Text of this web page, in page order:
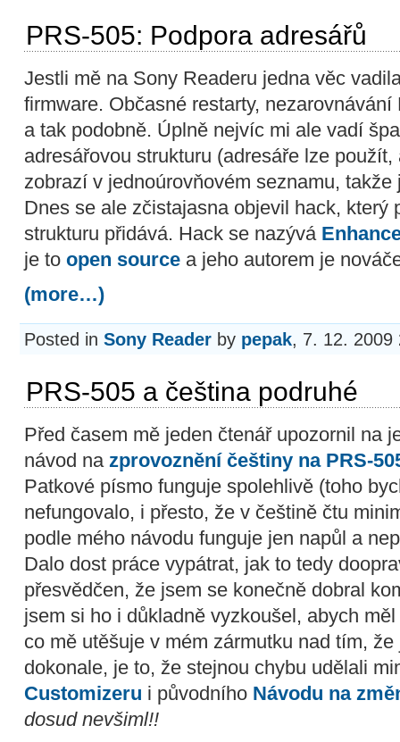
PRS-505: Podpora adresářů
Jestli mě na Sony Readeru jedna věc
firmware. Občasné restarty,
a tak podobně. Úplně nejvíc mi ale vadí
adresářovou strukturu (adresáře lze
zobrazí v jednoúrovňovém seznamu,
Dnes se ale zčistajasna objevil hack, který
strukturu přidává. Hack se nazývá
je to open source a jeho autorem je
(more…)
Posted in Sony Reader by pepak, 7. 12.
PRS-505 a čeština podruhé
Před časem mě jeden čtenář upozornil na
návod na zprovoznění češtiny na PRS-
Patkové písmo funguje spolehlivě (toho
nefungovalo, i přesto, že v češtině čtu
podle mého návodu funguje jen napůl a
Dalo dost práce vypátrat, jak to tedy
přesvědčen, že jsem se konečně dobral
jsem si ho i důkladně vyzkoušel, abych
co mě utěšuje v mém zármutku nad tím,
dokonale, je to, že stejnou chybu udělali
Customizeru i původního Návodu na
dosud nevšiml!!